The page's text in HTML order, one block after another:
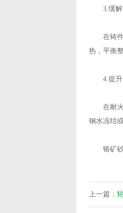
3.缓解“
在铸件
热，平衡
4.提升
在耐火
钢水冻结
铬矿砂
上一篇：